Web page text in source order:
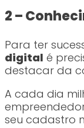
2 –
Para ter
digital é
destacar da
A cada dia
seu cadastro